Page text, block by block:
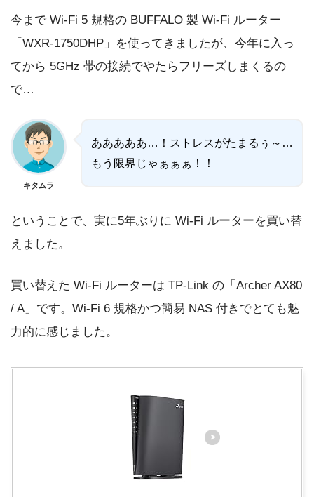
今まで Wi-Fi 5 規格の BUFFALO 製 Wi-Fi ルーター
「WXR-1750DHP」を使ってきましたが、今年に入っ
てから 5GHz 帯の接続でやたらフリーズしまくるの
で…
キタムラ
あああああ…！ストレスがたまるぅ～…
もう限界じゃぁぁぁ！！
ということで、実に5年ぶりに Wi-Fi ルーターを買い替
えました。
買い替えた Wi-Fi ルーターは TP-Link の「Archer AX80
/ A」です。Wi-Fi 6 規格かつ簡易 NAS 付きでとても魅
力的に感じました。